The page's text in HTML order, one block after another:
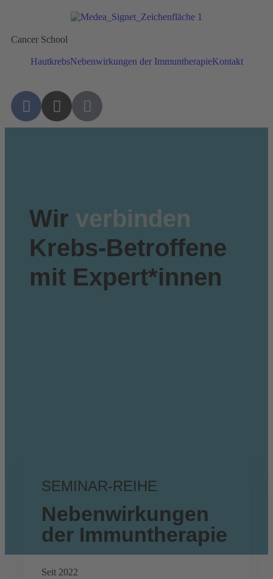
Cancer School
HautkrebsNebenwirkungen der ImmuntherapieKontakt
Wir verbinden
Krebs-Betroffene
mit Expert*innen
SEMINAR-REIHE
Nebenwirkungen
der Immuntherapie
Seit 2022